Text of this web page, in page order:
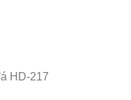
HD-217